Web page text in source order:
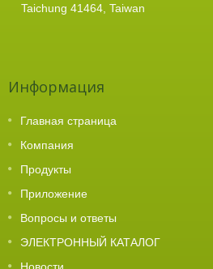
Taichung 41464, Taiwan
Информация
Главная страница
Компания
Продукты
Приложение
Вопросы и ответы
ЭЛЕКТРОННЫЙ КАТАЛОГ